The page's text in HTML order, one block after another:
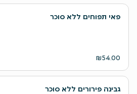
פאי תפוחים ללא סוכר
₪54.00
גבינה פירורים ללא סוכר